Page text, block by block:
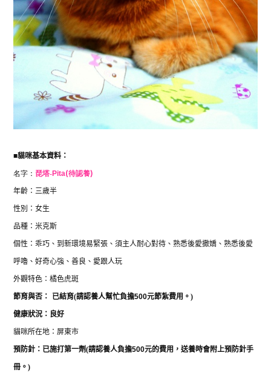
■貓咪基本資料：
名字： 琵塔-Pita(待認養)
年齡：三歲半
性別：女生
品種：米克斯
個性：乖巧、到新環境易緊張、須主人耐心對待、熟悉後愛撒嬌、熟悉後愛
呼嚕、好奇心強、善良、愛跟人玩
外觀特色：橘色虎斑
節育與否： 已結育(請認養人幫忙負擔500元節紮費用。 )
健康狀況：良好
貓咪所在地：屏東市
預防針：已施打第一劑(請認養人負擔500元的費用，送養時會附上預防針手
冊。 )